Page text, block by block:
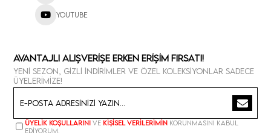
Youtube
Avantajlı Alışverişe Erken Erişim Fırsatı!
Yeni sezon, gizli indirimler ve özel koleksiyonlar sadece
üyelerimize!
Üyelik koşullarını ve kişisel verilerimin korunmasını kabul
ediyorum.